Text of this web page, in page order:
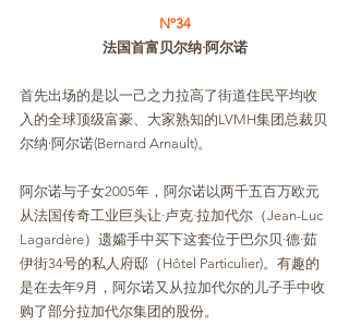
Nº34
法国首富贝尔纳·阿尔诺
首先出场的是以一己之力拉高了街道住民平均收
入的全球顶级富豪、大家熟知的LVMH集团总裁贝
尔纳·阿尔诺(Bernard Arnault)。
阿尔诺与子女2005年，阿尔诺以两千五百万欧元
从法国传奇工业巨头让·卢克·拉加代尔（Jean-Luc
Lagardère）遗孀手中买下这套位于巴尔贝·德·茹
伊街34号的私人府邸（Hôtel Particulier)。有趣的
是在去年9月，阿尔诺又从拉加代尔的儿子手中收
购了部分拉加代尔集团的股份。